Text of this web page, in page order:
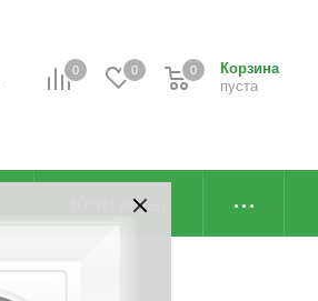
0 0
Корзина
пуста
0
Контакты